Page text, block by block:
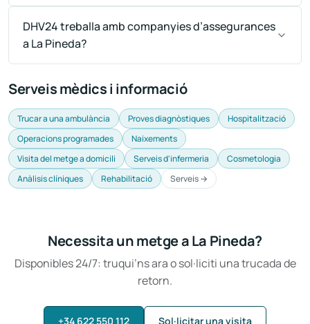
DHV24 treballa amb companyies d’assegurances
a La Pineda?
Serveis mèdics i informació
Trucar a una ambulància Proves diagnòstiques
Hospitalització
Operacions programades
Naixements
Visita del metge a domicili
Serveis d'infermeria
Cosmetologia
Anàlisis clíniques
Rehabilitació Serveis →
Necessita un metge a La Pineda?
Disponibles 24/7: truqui’ns ara o sol·liciti una trucada de
retorn.
+34 622 550 112 Sol·licitar una visita